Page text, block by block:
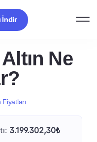
İndir
Ne
Fiyatları
3.199.302,30₺